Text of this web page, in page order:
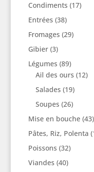
Condiments (17)
Entrées (38)
Fromages (29)
Gibier(3)
Légumes (89)
Ail des ours (12)
Salades (19)
Soupes (26)
Mise en bouche(43)
Pâtes, Riz, Polenta
Poissons (32)
Viandes (40)